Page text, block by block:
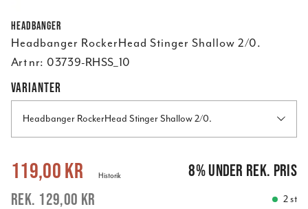
Headbanger
Headbanger RockerHead Stinger Shallow 2/0.
Art nr: 03739-RHSS_10
VARIANTER
Headbanger RockerHead Stinger Shallow 2/0.
Nuvarande pris:119,00 kr 129,00 kr
119,00 kr
129,00 kr
Historik 8%under rek. pris
2 st